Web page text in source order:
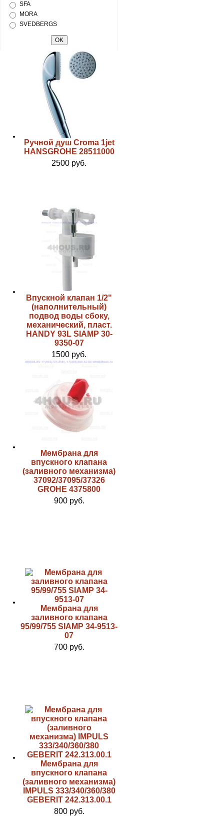
SFA
MORA
SVEDBERGS
Ручной душ Croma 1jet
HANSGROHE 28511000
2500 руб.
Впускной клапан 1/2"
(наполнительный)
подвод воды сбоку,
механический, пласт.
HANDY 93L SIAMP 30-
9350-07
1500 руб.
Мембрана для
впускного клапана
(заливного механизма)
37092/37095/37326
GROHE 4375800
900 руб.
Мембрана для
заливного клапана
95/99/755 SIAMP 34-9513-
07
700 руб.
Мембрана для
впускного клапана
(заливного механизма)
IMPULS 333/340/360/380
GEBERIT 242.313.00.1
800 руб.